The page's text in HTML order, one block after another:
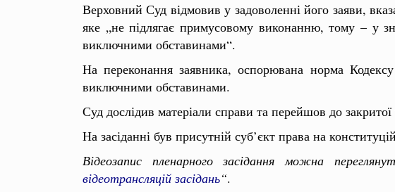
Верховний Суд відмовив у задоволенні його заяви,
яке „не підлягає примусовому виконанню, тому – у
виключними обставинами“.
На переконання заявника, оспорювана норма
виключними обставинами.
Суд дослідив матеріали справи та перейшов до
На засіданні був присутній суб’єкт права на
Відеозапис пленарного засідання можна
відеотрансляцій засідань“.